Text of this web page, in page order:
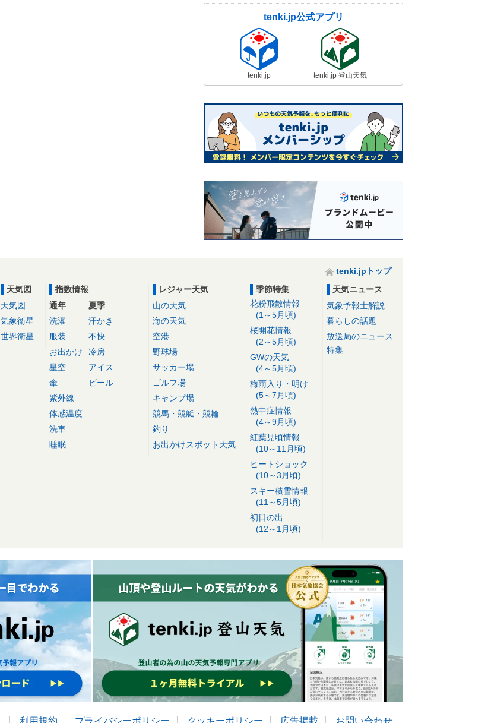
tenki.jp公式アプリ
tenki.jp tenki.jp 登山天気
tenki.jpトップ
天気図
天気図
気象衛星
世界衛星
指数情報
通年
洗濯
服装
お出かけ
星空
傘
紫外線
体感温度
洗車
睡眠
夏季
汗かき
不快
冷房
アイス
ビール
レジャー天気
山の天気
海の天気
空港
野球場
サッカー場
ゴルフ場
キャンプ場
競馬・競艇・競輪
釣り
お出かけスポット天気
季節特集
花粉飛散情報
(1～5月頃)
桜開花情報
(2～5月頃)
GWの天気
(4～5月頃)
梅雨入り・明け
(5～7月頃)
熱中症情報
(4～9月頃)
紅葉見頃情報
(10～11月頃)
ヒートショック
(10～3月頃)
スキー積雪情報
(11～5月頃)
初日の出
(12～1月頃)
天気ニュース
気象予報士解説
暮らしの話題
放送局のニュース
特集
利用規約 プライバシーポリシー クッキーポリシー 広告掲載 お問い合わせ